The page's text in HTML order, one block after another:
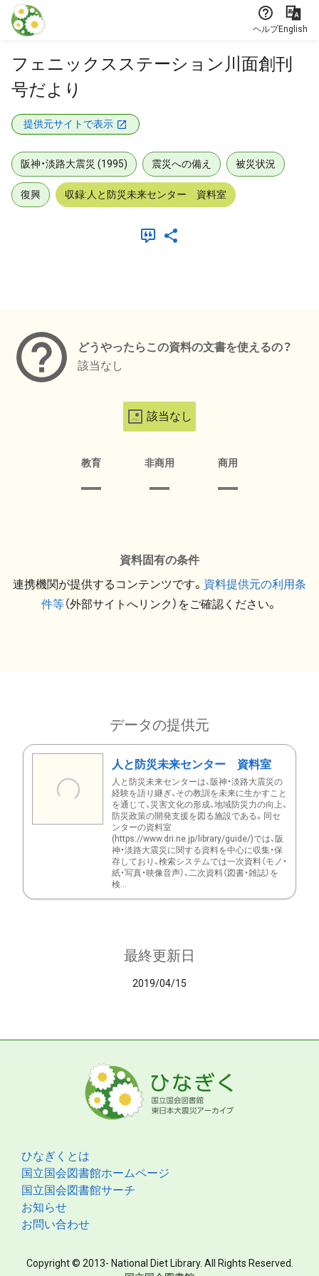
本文に飛ぶ
ヘルプEnglish
フェニックスステーション川面創刊
号だより
提供元サイトで表示
阪神・淡路大震災 (1995) 震災への備え 被災状況
復興 収録:人と防災未来センター 資料室
どうやったらこの資料の文書を使えるの？
該当なし
該当なし
教育 非商用 商用
資料固有の条件
連携機関が提供するコンテンツです。 資料提供元の利用条
件等（外部サイトへリンク）をご確認ください。
データの提供元
人と防災未来センター 資料室
人と防災未来センターは、阪神・淡路大震災の
経験を語り継ぎ、その教訓を未来に生かすこと
を通じて、災害文化の形成、地域防災力の向上、
防災政策の開発支援を図る施設である。同セ
ンターの資料室
(https://www.dri.ne.jp/library/guide/)では、阪
神・淡路大震災に関する資料を中心に収集・保
存しており、検索システムでは一次資料（モノ・
紙・写真・映像音声）、二次資料（図書・雑誌）を
検...
最終更新日
2019/04/15
ひなぎくとは
国立国会図書館ホームページ
国立国会図書館サーチ
お知らせ
お問い合わせ
Copyright © 2013- National Diet Library. All Rights Reserved.